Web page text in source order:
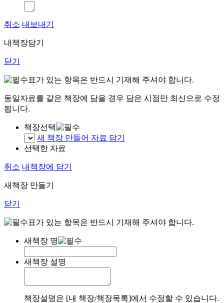
취소 내보내기
내책장담기
닫기
표가 있는 항목은 반드시 기재해 주셔야 합니다.
동일자료를 같은 책장에 담을 경우 담은 시점만 최신으로 수정
됩니다.
책장선택
새 책장 만들어 자료 담기
선택한 자료
취소 내책장에 담기
새책장 만들기
닫기
표가 있는 항목은 반드시 기재해 주셔야 합니다.
새책장 명
새책장 설명
책장설명은 [내 책장/책장목록]에서 수정할 수 있습니다.